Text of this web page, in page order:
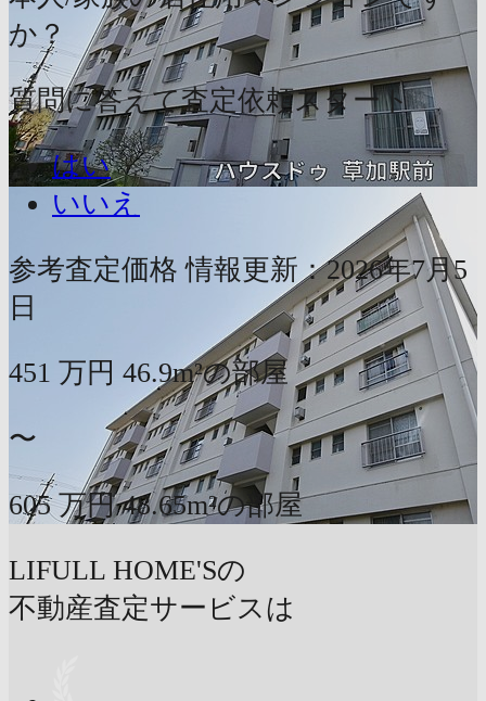
か？
質問に答えて査定依頼スタート
はい
いいえ
参考査定価格 情報更新：2026年7月5
日
451 万円 46.9m²の部屋
〜
605 万円 48.65m²の部屋
LIFULL HOME'Sの
不動産査定サービスは